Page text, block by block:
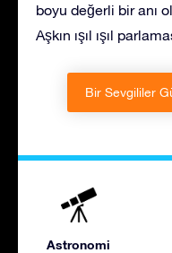
boyu değerli bir anı
Aşkın ışıl ışıl
Bir Sevgililer
Astronomi